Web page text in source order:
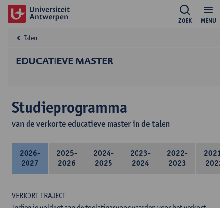
MENU
ZOEK
EDUCATIEVE MASTER
Talen
Studieprogramma
van de verkorte educatieve master in de talen
2026-
2027
2025-
2026
2024-
2025
2023-
2024
2022-
2023
VERKORT TRAJECT